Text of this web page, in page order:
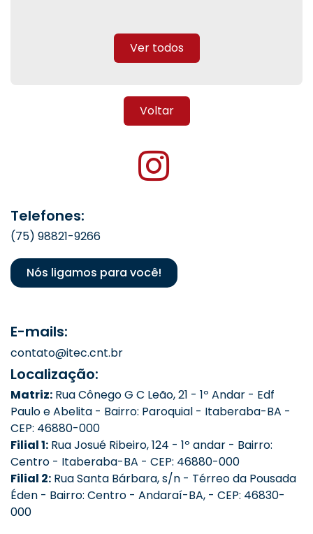
Ver todos
Voltar
Telefones:
(75) 98821-9266
Nós ligamos para você!
E-mails:
contato@itec.cnt.br
Localização:
Matriz: Rua Cônego G C Leão, 21 - 1º Andar - Edf
Paulo e Abelita - Bairro: Paroquial - Itaberaba-BA -
CEP: 46880-000
Filial 1: Rua Josué Ribeiro, 124 - 1º andar - Bairro:
Centro - Itaberaba-BA - CEP: 46880-000
Filial 2: Rua Santa Bárbara, s/n - Térreo da Pousada
Éden - Bairro: Centro - Andaraí-BA, - CEP: 46830-
000